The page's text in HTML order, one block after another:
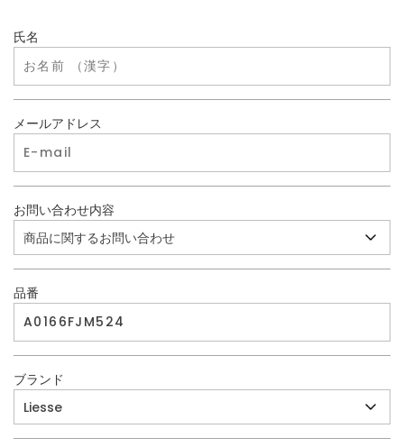
氏名
メールアドレス
お問い合わせ内容
品番
ブランド